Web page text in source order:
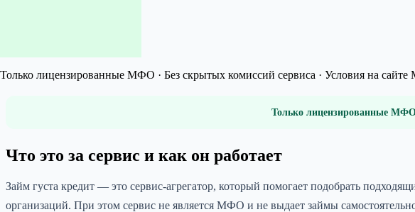
Только лицензированные МФО · Без скрытых комиссий сервиса · Условия на
Только лицензированные
Что это за сервис и как он работает
Займ густа кредит — это сервис-агрегатор, который помогает подобрать
организаций. При этом сервис не является МФО и не выдает займы